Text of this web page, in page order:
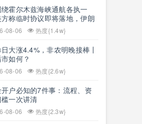
霍尔木兹海峡通航各执一
称临时协议即将落地，伊朗
阿曼双边磋商、通航恢复取
态度
08-06 热度{1.4w}
大涨4.4%，非农明晚接棒丨
如何？
08-06 热度{2.6w}
户必知的7件事：流程、资
一次讲清
08-06 热度{2.3w}